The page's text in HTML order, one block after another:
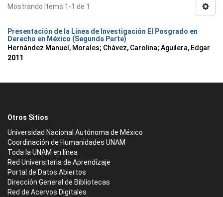
Mostrando ítems 1-1 de 1
Presentación de la Línea de Investigación El Posgrado en
Derecho en México (Segunda Parte)
Hernández Manuel, Morales; Chávez, Carolina; Aguilera, Edgar
2011
Otros Sitios
Universidad Nacional Autónoma de México
Coordinación de Humanidades UNAM
Toda la UNAM en línea
Red Universitaria de Aprendizaje
Portal de Datos Abiertos
Dirección General de Bibliotecas
Red de Acervos Digitales